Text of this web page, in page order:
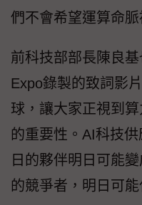
們不會希望運算命脈
前科技部部長陳良
Expo錄製的致詞影
球，讓大家正視到
的重要性。AI科技
日的夥伴明日可能
的競爭者，明日可能